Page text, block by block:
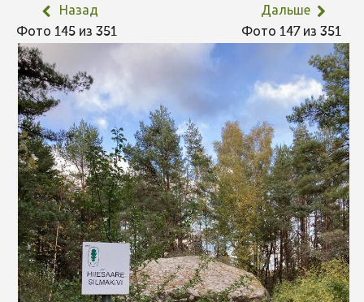
ПРЕДЫДУЩИЕ КОНКУРСЫ
Назад
Фото 145 из 351
Дальше
Фото 147 из 351